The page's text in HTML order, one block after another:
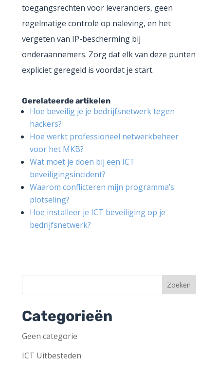
toegangsrechten voor leveranciers, geen
regelmatige controle op naleving, en het
vergeten van IP-bescherming bij
onderaannemers. Zorg dat elk van deze punten
expliciet geregeld is voordat je start.
Gerelateerde artikelen
Hoe beveilig je je bedrijfsnetwerk tegen
hackers?
Hoe werkt professioneel netwerkbeheer
voor het MKB?
Wat moet je doen bij een ICT
beveiligingsincident?
Waarom conflicteren mijn programma’s
plotseling?
Hoe installeer je ICT beveiliging op je
bedrijfsnetwerk?
Categorieën
Geen categorie
ICT Uitbesteden